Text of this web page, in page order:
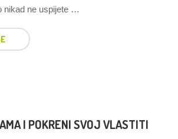
nikad ne uspijete …
I POKRENI SVOJ VLASTITI